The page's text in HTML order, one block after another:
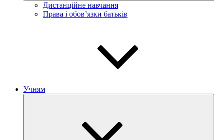
Дистанційне навчання
Права і обов’язки батьків
Учням